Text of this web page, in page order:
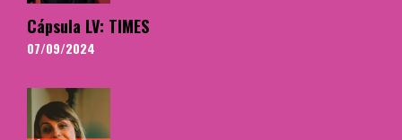
Cápsula LV: TIMES
07/09/2024